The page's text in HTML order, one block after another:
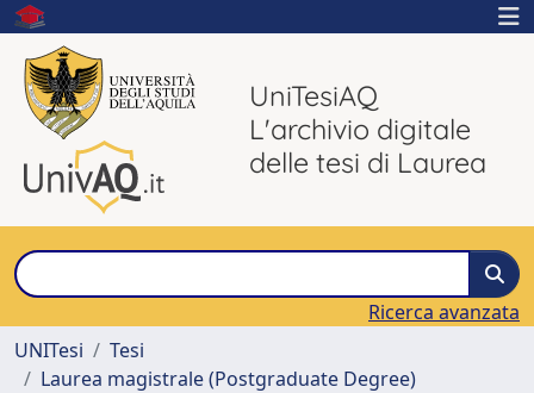
UniTesiAQ
L'archivio digitale
delle tesi di Laurea
Ricerca avanzata
UNITesi
Tesi
Laurea magistrale (Postgraduate Degree)